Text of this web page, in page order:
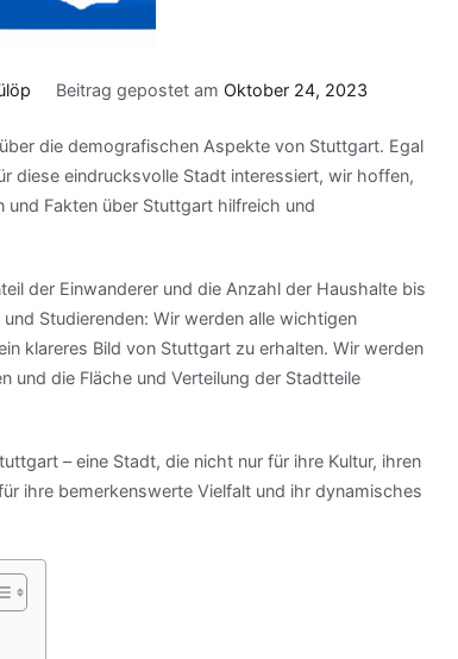
Beitrag gepostet amOktober 24, 2023
die demografischen Aspekte von Stuttgart. Egal
diese eindrucksvolle Stadt interessiert, wir hoffen,
Fakten über Stuttgart hilfreich und
der Einwanderer und die Anzahl der Haushalte bis
Studierenden: Wir werden alle wichtigen
klareres Bild von Stuttgart zu erhalten. Wir werden
und die Fläche und Verteilung der Stadtteile
– eine Stadt, die nicht nur für ihre Kultur, ihren
ihre bemerkenswerte Vielfalt und ihr dynamisches